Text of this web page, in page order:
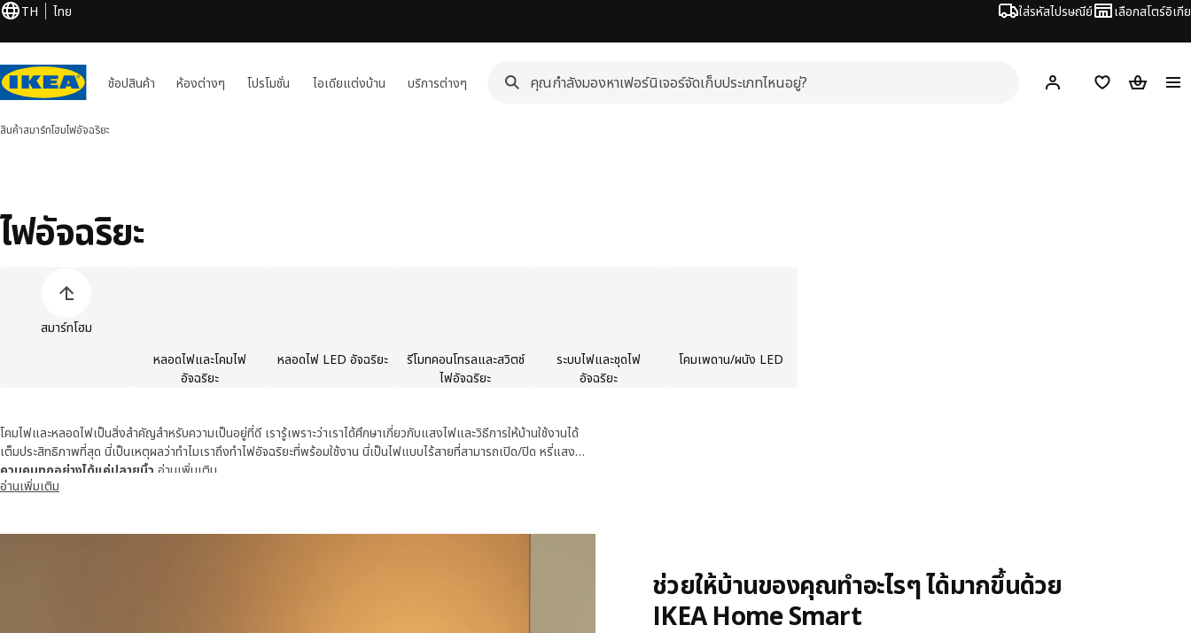
TH ไทย ใส่รหัสไปรษณีย์ เลือกสโตร์อิเกีย
ช้อปสินค้า ห้องต่างๆ โปรโมชั่น ไอเดียแต่งบ้าน บริการต่างๆ Hej! เข้าสู่ระบบ หรือ ลงทะเ
ช้อปปิ้งลิสต์ตะกร้าสินค้
สินค้าสมาร์ทโฮมไฟอัจฉริยะ
ไฟอัจฉริยะ
สมาร์ทโฮม
หลอดไฟและโคมไฟ
อัจฉริยะ
หลอดไฟ LED อัจฉริยะ
รีโมทคอนโทรลและสวิตช์
ไฟอัจฉริยะ
ระบบไฟและชุดไฟ
อัจฉริยะ
โคมเพดาน/ผนัง LED
โคมไฟและหลอดไฟเป็นสิ่งสำคัญสำหรับความเป็นอยู่ที่ดี เรารู้เพราะว่าเราได้ศึกษาเกี่ยวกับแสงไฟและวิธีการให้บ้านใช้งานได้
เต็มประสิทธิภาพที่สุด นี่เป็นเหตุผลว่าทำไมเราถึงทำไฟอัจฉริยะที่พร้อมใช้งาน นี่เป็นไฟแบบไร้สายที่สามารถเปิด/ปิด หรี่แสง
และปรับสี อุณหภูมิ และอื่น ๆ ได้ไม่ว่าจากที่ใดที่บ้าน
ควบคุมทุกอย่างได้แค่ปลายนิ้ว อ่านเพิ่มเติม
อ่านเพิ่มเติม
ช่วยให้บ้านของคุณทำอะไรๆ ได้มากขึ้นด้วย
IKEA Home Smart